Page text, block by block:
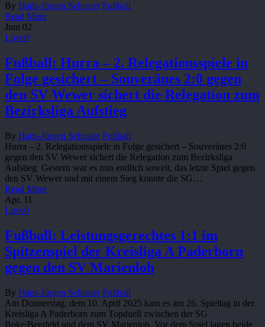
By Hans-Jürgen Schuster Fußball
Read More
Juni 02
Love0
Fußball: Hurra – 2. Relegationsspiele in
Folge gesichert – Souveränes 2:0 gegen
den SV Wewer sichert die Relegation zum
Bezirksliga Aufstieg
By Hans-Jürgen Schuster Fußball
Hurra – 2. Relegationsspiele in Folge gesichert – Souveränes 2:0
gegen den SV Wewer sichert die Relegation zum Bezirksliga
Aufstieg Gestern war es nun endlich soweit, das letzte Spiel gegen
den SV Wewer und mit einem Sieg konnte die SG…
Read More
Apr. 11
Love0
Fußball: Leistungsgerechtes 1:1 im
Spitzenspiel der Kreisliga A Paderborn
gegen den SV Marienloh
By Hans-Jürgen Schuster Fußball
Am Donnerstag, dem 10. April 2025 kam es am 26. Spieltag in der
Kreisliga A Paderborn zum Topduell zwischen der SG
Boke/Bentfeld und dem SV Marienloh. Vor dem Spiel lagen beide